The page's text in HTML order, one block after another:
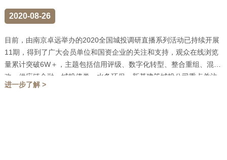
2020-08-26
目前，由南京卓远举办的2020全国城投调研直播系列活动已持续开展
11期，得到了广大会员单位和国资企业的关注和支持，观众在线浏览
量累计突破6W＋，主题包括信用评级、数字化转型、整合重组、混
改、供应链金融、城投债券、水务环保、新基建等城投公司重点关注
的专题，也切实...
进一步了解 >